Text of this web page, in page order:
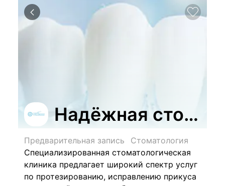
Надёжная
Предварительная запись
Стоматология
Специализированная стоматологическая
клиника предлагает широкий спектр услуг
по протезированию, исправлению прикуса